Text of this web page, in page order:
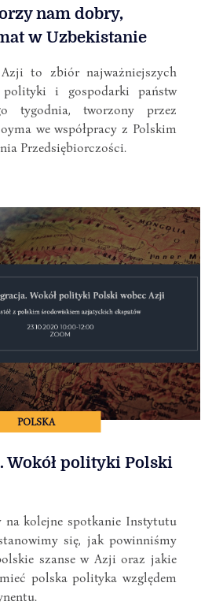
nam dobry,
w Uzbekistanie
to zbiór najważniejszych
i gospodarki państw
tygodnia, tworzony przez
we współpracy z Polskim
Przedsiębiorczości.
POLSKA
Wokół polityki Polski
na kolejne spotkanie Instytutu
się, jak powinniśmy
szanse w Azji oraz jakie
polska polityka względem